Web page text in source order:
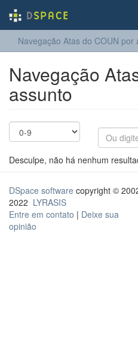
Navegação Atas do COUN por
Navegação
assunto
Desculpe, não há nenhum
DSpace software copyright ©
2022 LYRASIS
Entre em contato | Deixe sua
opinião